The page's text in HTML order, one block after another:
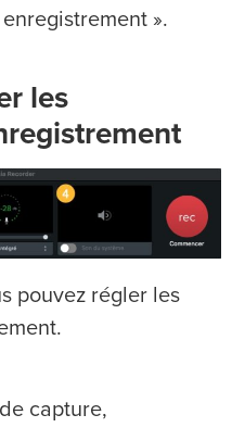
».
les
pouvez régler les
capture,